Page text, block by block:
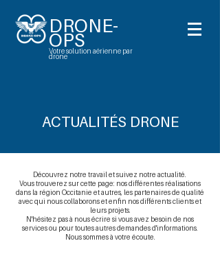
DRONE-
OPS
Votre solution aérienne par
drone
ACTUALITÉS DRONE
Découvrez notre travail et suivez notre actualité.
Vous trouverez sur cette page: nos différentes réalisations
dans la région Occitanie et autres, les partenaires de qualité
avec qui nous collaborons et enfin nos différents clients et
leurs projets.
N'hésitez pas à nous écrire si vous avez besoin de nos
services ou pour toutes autres demandes d'informations.
Nous sommes à votre écoute.